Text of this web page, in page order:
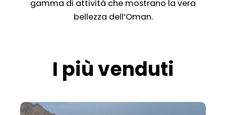
gamma di attività che mostrano la vera
bellezza dell’Oman.
I più venduti